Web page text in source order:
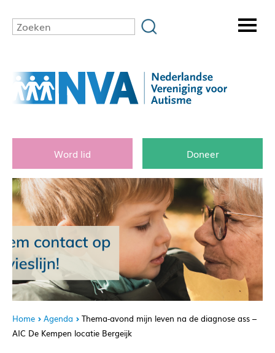
Word lid Doneer
Home Agenda
Thema-avond mijn leven na de diagnose ass –
AIC De Kempen locatie Bergeijk